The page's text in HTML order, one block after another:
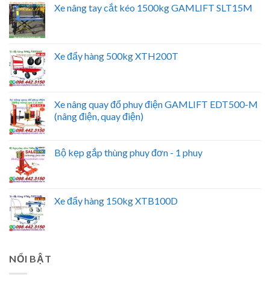
Xe nâng tay cắt kéo 1500kg GAMLIFT SLT15M
Xe đẩy hàng 500kg XTH200T
Xe nâng quay đổ phuy điện GAMLIFT EDT500-M
(nâng điện, quay điện)
Bộ kẹp gắp thùng phuy đơn - 1 phuy
Xe đẩy hàng 150kg XTB100D
NỔI BẬT